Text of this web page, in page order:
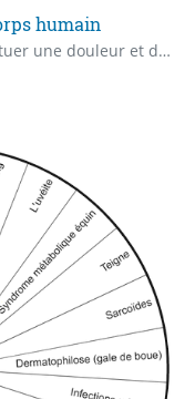
humain
Cette planche peut être utilisé pour situer une douleur et déterminer son intensité en pourcentage